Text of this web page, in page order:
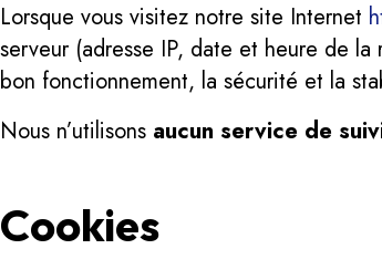
Lorsque vous visitez notre site Internet
serveur (adresse IP, date et heure de
bon fonctionnement, la sécurité et la
Nous n’utilisons aucun service de
Cookies